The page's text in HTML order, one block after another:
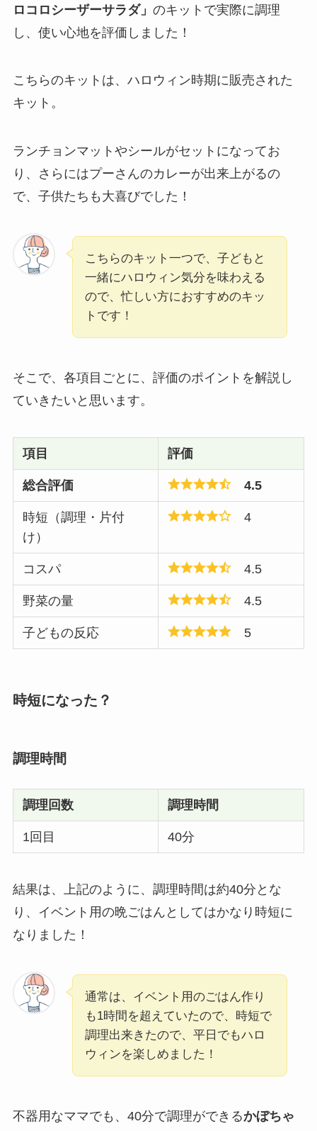
ロコロシーザーサラダ」 のキットで実際に調理
し、使い心地を評価しました！
こちらのキットは、ハロウィン時期に販売された
キット。
ランチョンマットやシールがセットになってお
り、さらにはプーさんのカレーが出来上がるの
で、子供たちも大喜びでした！
こちらのキット一つで、子どもと
一緒にハロウィン気分を味わえる
ので、忙しい方におすすめのキッ
トです！
そこで、各項目ごとに、評価のポイントを解説し
ていきたいと思います。
項目 評価
総合評価 4.5
時短（調理・片付
け）
4
コスパ 4.5
野菜の量 4.5
子どもの反応 5
時短になった？
調理時間
調理回数 調理時間
1回目 40分
結果は、上記のように、調理時間は約40分とな
り、イベント用の晩ごはんとしてはかなり時短に
なりました！
通常は、イベント用のごはん作り
も1時間を超えていたので、時短で
調理出来きたので、平日でもハロ
ウィンを楽しめました！
不器用なママでも、40分で調理ができるかぼちゃ